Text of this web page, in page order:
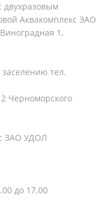
двухразовым
Аквакомплекс ЗАО
1,
тел.
Черноморского
ЗАО УДОЛ
до 17.00